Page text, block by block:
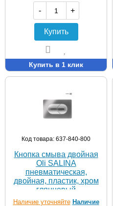
-
+
Купить
Купить в 1 клик
Код товара: 637-840-800
Кнопка смыва двойная
Oli SALINA
пневматическая,
двойная, пластик, хром
глянцевый
(CG12000011296)
Наличие уточняйте Наличие